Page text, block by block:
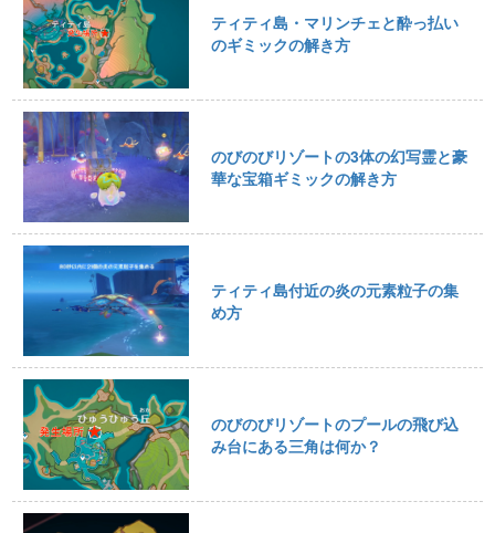
ティティ島・マリンチェと酔っ払い
のギミックの解き方
のびのびリゾートの3体の幻写霊と豪
華な宝箱ギミックの解き方
ティティ島付近の炎の元素粒子の集
め方
のびのびリゾートのプールの飛び込
み台にある三角は何か？